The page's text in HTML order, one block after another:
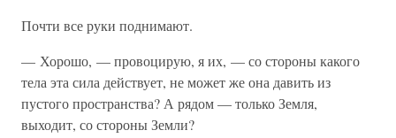
Почти все руки поднимают.
— Хорошо, — провоцирую, я их, — со стороны какого
тела эта сила действует, не может же она давить из
пустого пространства? А рядом — только Земля,
выходит, со стороны Земли?